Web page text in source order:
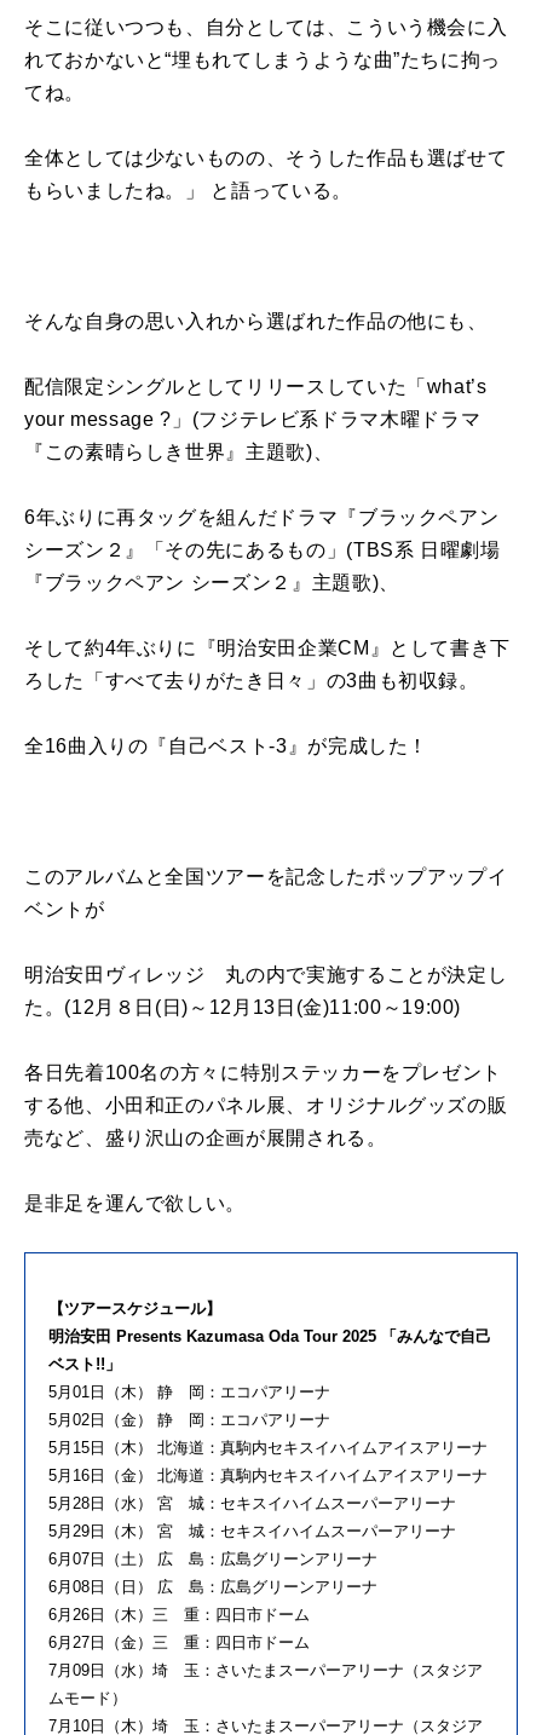
そこに従いつつも、自分としては、こういう機会に入
れておかないと“埋もれてしまうような曲”たちに拘っ
てね。
全体としては少ないものの、そうした作品も選ばせて
もらいましたね。」 と語っている。
そんな自身の思い入れから選ばれた作品の他にも、
配信限定シングルとしてリリースしていた「what’s
your message ?」(フジテレビ系ドラマ木曜ドラマ
『この素晴らしき世界』主題歌)、
6年ぶりに再タッグを組んだドラマ『ブラックペアン
シーズン２』「その先にあるもの」(TBS系 日曜劇場
『ブラックペアン シーズン２』主題歌)、
そして約4年ぶりに『明治安田企業CM』として書き下
ろした「すべて去りがたき日々」の3曲も初収録。
全16曲入りの『自己ベスト-3』が完成した！
このアルバムと全国ツアーを記念したポップアップイ
ベントが
明治安田ヴィレッジ 丸の内で実施することが決定し
た。(12月８日(日)～12月13日(金)11:00～19:00)
各日先着100名の方々に特別ステッカーをプレゼント
する他、小田和正のパネル展、オリジナルグッズの販
売など、盛り沢山の企画が展開される。
是非足を運んで欲しい。
【ツアースケジュール】
明治安田 Presents Kazumasa Oda Tour 2025 「みんなで自己
ベスト!!」
5月01日（木） 静 岡：エコパアリーナ
5月02日（金） 静 岡：エコパアリーナ
5月15日（木） 北海道：真駒内セキスイハイムアイスアリーナ
5月16日（金） 北海道：真駒内セキスイハイムアイスアリーナ
5月28日（水） 宮 城：セキスイハイムスーパーアリーナ
5月29日（木） 宮 城：セキスイハイムスーパーアリーナ
6月07日（土） 広 島：広島グリーンアリーナ
6月08日（日） 広 島：広島グリーンアリーナ
6月26日（木）三 重：四日市ドーム
6月27日（金）三 重：四日市ドーム
7月09日（水）埼 玉：さいたまスーパーアリーナ（スタジア
ムモード）
7月10日（木）埼 玉：さいたまスーパーアリーナ（スタジア